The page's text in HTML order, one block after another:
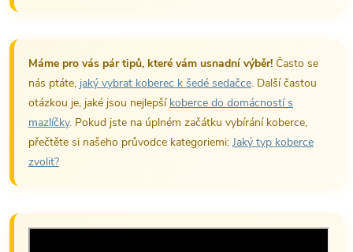
Máme pro vás pár tipů, které vám usnadní výběr! Často se
nás ptáte, jaký vybrat koberec k šedé sedačce. Další častou
otázkou je, jaké jsou nejlepší koberce do domácností s
mazlíčky. Pokud jste na úplném začátku vybírání koberce,
přečtěte si našeho průvodce kategoriemi: Jaký typ koberce
zvolit?